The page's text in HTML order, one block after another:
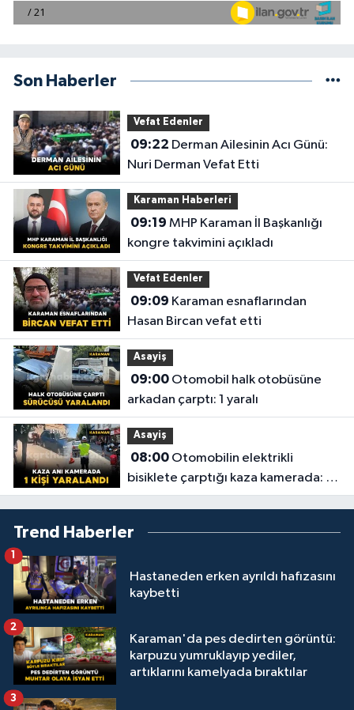
Son Haberler
Vefat Edenler
09:22
Nuri Derman Vefat Etti
Karaman Haberleri
09:19
kongre takvimini açıkladı
Vefat Edenler
09:09
Hasan Bircan vefat etti
Asayiş
09:00Otomobil halk otobüsüne
arkadan çarptı: 1 yaralı
Asayiş
08:00Otomobilin elektrikli
bisiklete çarptığı kaza kamerada: 1
yaralı
Trend Haberler
Hastaneden erken ayrıldı hafızasını
kaybetti
1
Karaman'da pes dedirten görüntü:
karpuzu yumruklayıp yediler,
artıklarını kamelyada bıraktılar
2
3